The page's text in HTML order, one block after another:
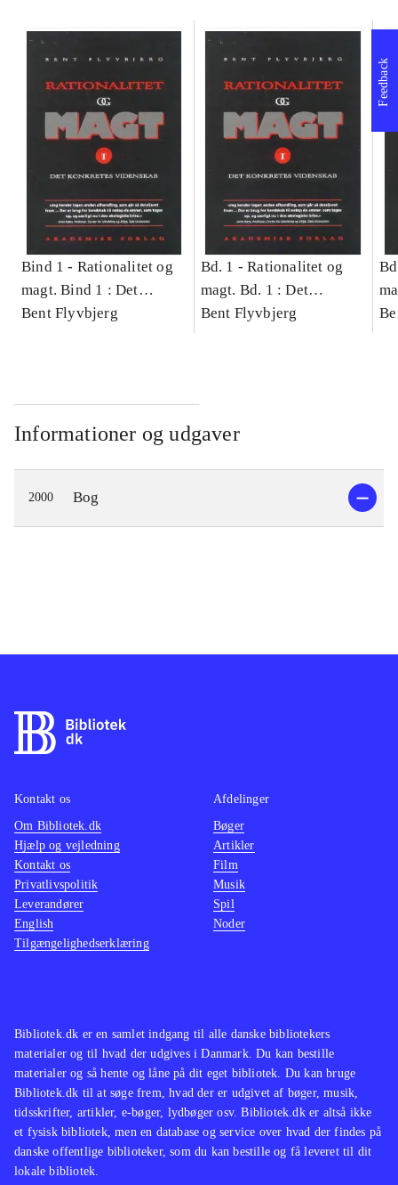
Bind 1 - Rationalitet og
magt. Bind 1 : Det
konkretes videnskab
Bent Flyvbjerg
Bd. 1 -Rationalitet og
magt. Bd. 1 : Det
konkretes videnskab
Bent Flyvbjerg
Informationer og udgaver
2000 Bog
Feedback
Bibliotek.dk er en samlet indgang til alle danske bibliotekers
materialer og til hvad der udgives i Danmark. Du kan bestille
materialer og så hente og låne på dit eget bibliotek. Du kan bruge
Bibliotek.dk til at søge frem, hvad der er udgivet af bøger, musik,
tidsskrifter, artikler, e-bøger, lydbøger osv. Bibliotek.dk er altså ikke
et fysisk bibliotek, men en database og service over hvad der findes på
danske offentlige biblioteker, som du kan bestille og få leveret til dit
lokale bibliotek.
Kontakt os
Om Bibliotek.dk
Hjælp og vejledning
Kontakt os
Privatlivspolitik
Leverandører
English
Tilgængelighedserklæring
Afdelinger
Bøger
Artikler
Film
Musik
Spil
Noder